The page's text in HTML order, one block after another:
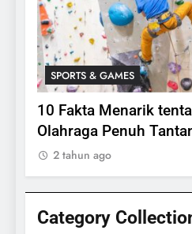
SPORTS & GAMES
10 Fakta Menarik
Olahraga Penuh
2 tahun ago
Category